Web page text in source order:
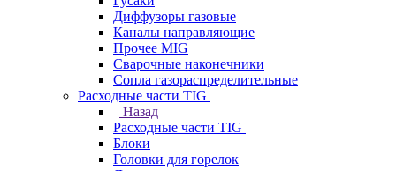
Диффузоры газовые
Каналы направляющие
Прочее MIG
Сварочные наконечники
Сопла газораспределительные
Расходные части TIG
Назад
Расходные части TIG
Блоки
Головки для горелок